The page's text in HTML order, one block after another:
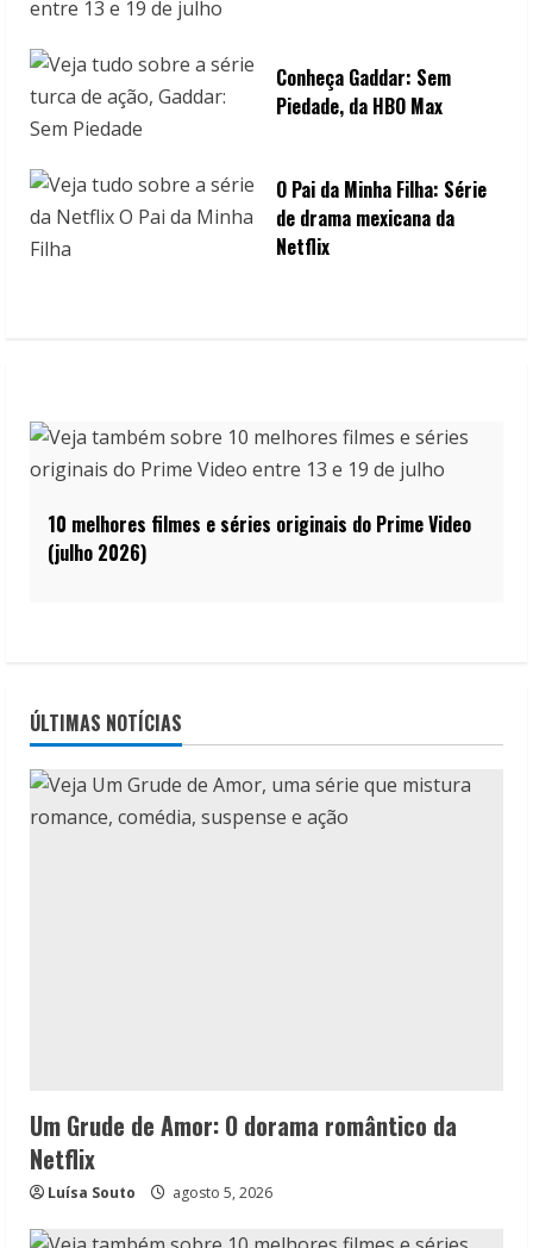
Conheça Gaddar: Sem
Piedade, da HBO Max
O Pai da Minha Filha: Série
de drama mexicana da
Netflix
10 melhores filmes e séries originais do Prime Video
(julho 2026)
ÚLTIMAS NOTÍCIAS
Um Grude de Amor: O dorama romântico da
Netflix
Luísa Souto agosto 5, 2026